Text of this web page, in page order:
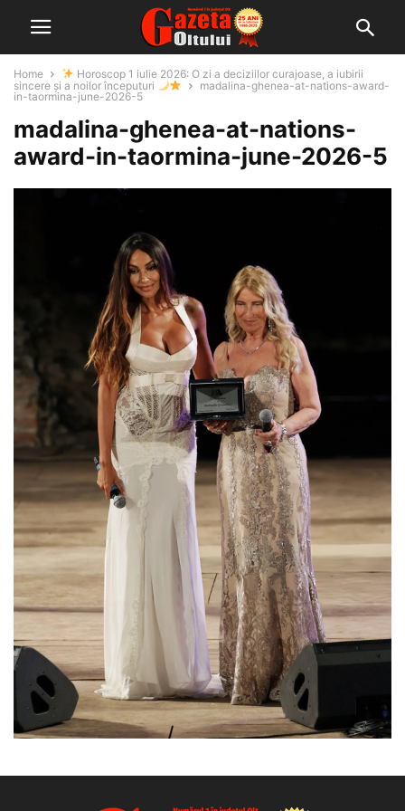
Home
Horoscop 1 iulie 2026: O zi a deciziilor curajoase, a iubirii
sincere și a noilor începuturi
madalina-ghenea-at-nations-award-
in-taormina-june-2026-5
madalina-ghenea-at-nations-
award-in-taormina-june-2026-5